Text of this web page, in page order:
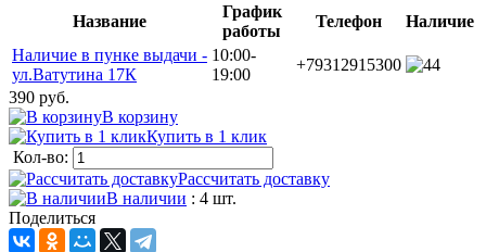
Название
График
работы
Телефон
Наличие
Наличие в пунке выдачи -
ул.Ватутина 17К
10:00-
19:00
+79312915300
4
390 руб.
В корзину
Купить в 1 клик
Кол-во:
Рассчитать доставку
В наличии : 4 шт.
Поделиться